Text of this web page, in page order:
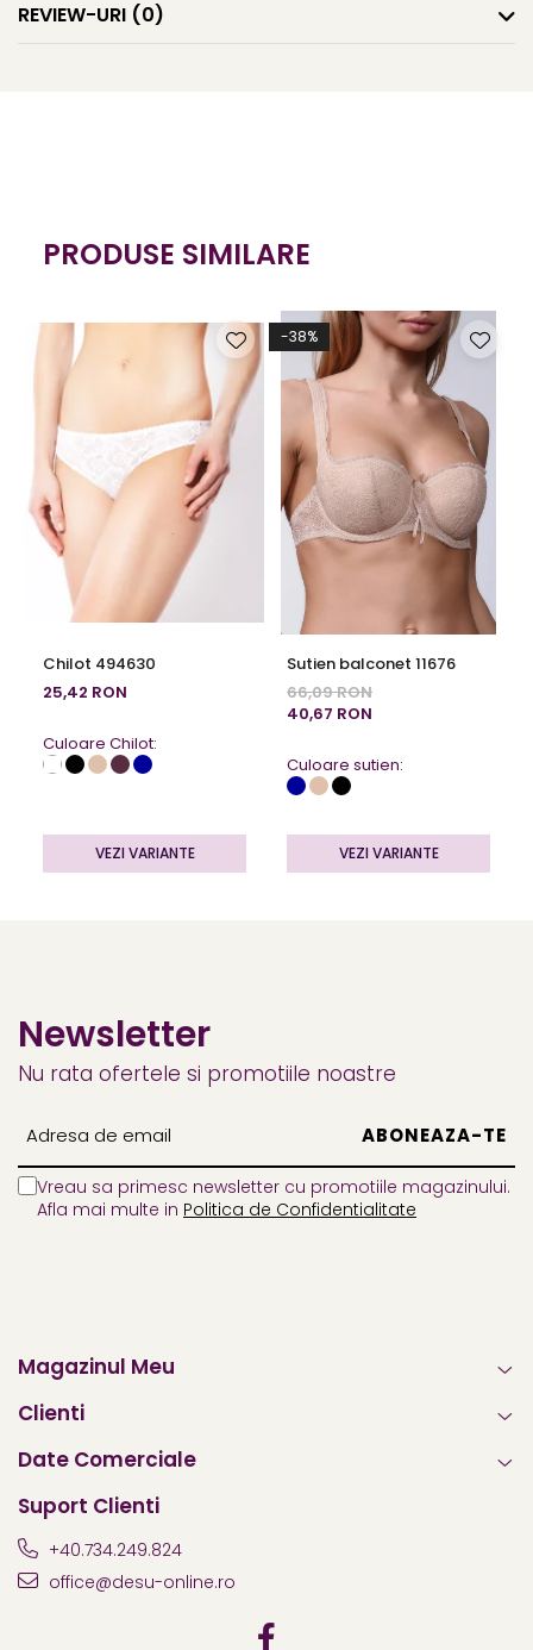
REVIEW-URI (0)
PRODUSE SIMILARE
Chilot 494630
25,42 RON
Culoare Chilot:
VEZI VARIANTE
-38%
Sutien balconet 11676
66,09 RON
40,67 RON
Culoare sutien:
VEZI VARIANTE
Newsletter
Nu rata ofertele si promotiile noastre
Vreau sa primesc newsletter cu promotiile magazinului.
Afla mai multe in Politica de Confidentialitate
Magazinul Meu
Clienti
Date Comerciale
Suport Clienti
+40.734.249.824
office@desu-online.ro